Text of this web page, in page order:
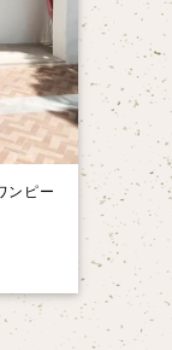
ンピー